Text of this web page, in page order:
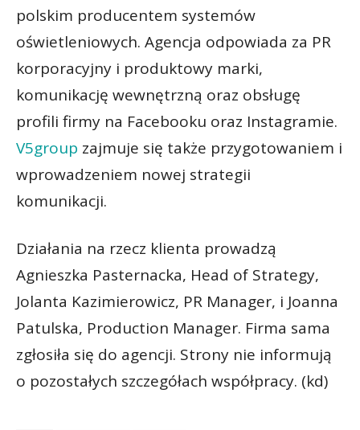
polskim producentem systemów
oświetleniowych. Agencja odpowiada za PR
korporacyjny i produktowy marki,
komunikację wewnętrzną oraz obsługę
profili firmy na Facebooku oraz Instagramie.
V5group zajmuje się także przygotowaniem i
wprowadzeniem nowej strategii
komunikacji.
Działania na rzecz klienta prowadzą
Agnieszka Pasternacka, Head of Strategy,
Jolanta Kazimierowicz, PR Manager, i Joanna
Patulska, Production Manager. Firma sama
zgłosiła się do agencji. Strony nie informują
o pozostałych szczegółach współpracy. (kd)